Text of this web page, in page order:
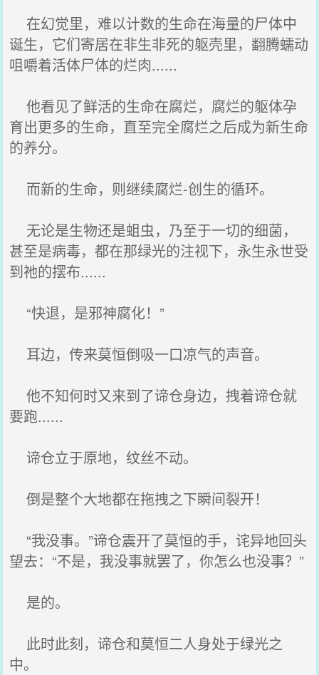
在幻觉里，难以计数的生命在海量的尸体中
诞生，它们寄居在非生非死的躯壳里，翻腾蠕动
咀嚼着活体尸体的烂肉......
他看见了鲜活的生命在腐烂，腐烂的躯体孕
育出更多的生命，直至完全腐烂之后成为新生命
的养分。
而新的生命，则继续腐烂-创生的循环。
无论是生物还是蛆虫，乃至于一切的细菌，
甚至是病毒，都在那绿光的注视下，永生永世受
到祂的摆布......
“快退，是邪神腐化！”
耳边，传来莫恒倒吸一口凉气的声音。
他不知何时又来到了谛仓身边，拽着谛仓就
要跑......
谛仓立于原地，纹丝不动。
倒是整个大地都在拖拽之下瞬间裂开！
“我没事。”谛仓震开了莫恒的手，诧异地回头
望去：“不是，我没事就罢了，你怎么也没事？”
是的。
此时此刻，谛仓和莫恒二人身处于绿光之
中。